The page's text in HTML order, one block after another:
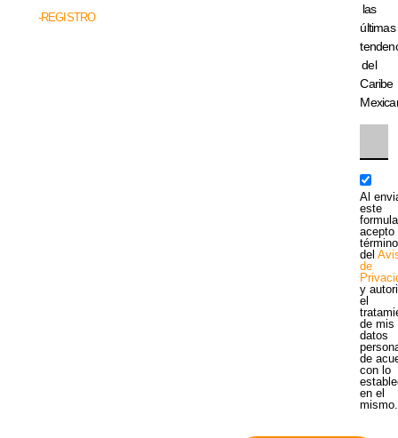
-REGISTRO
las
últimas
del
Caribe
Al
este
acepto
del
de
y
el
de mis
datos
de
con lo
en el
mismo.